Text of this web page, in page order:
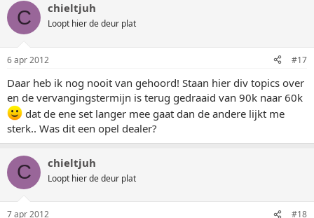
C chieltjuh
Loopt hier de deur plat
6 apr 2012 #17
Daar heb ik nog nooit van gehoord! Staan hier div topics over
en de vervangingstermijn is terug gedraaid van 90k naar 60k
dat de ene set langer mee gaat dan de andere lijkt me
sterk.. Was dit een opel dealer?
C chieltjuh
Loopt hier de deur plat
7 apr 2012 #18